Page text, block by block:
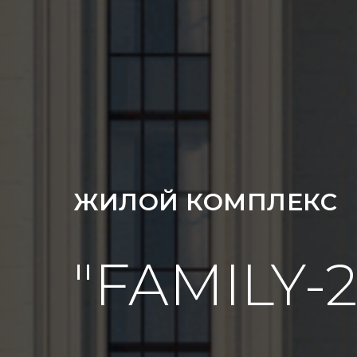
ЖИЛОЙ КОМПЛЕКС
"FAMILY-